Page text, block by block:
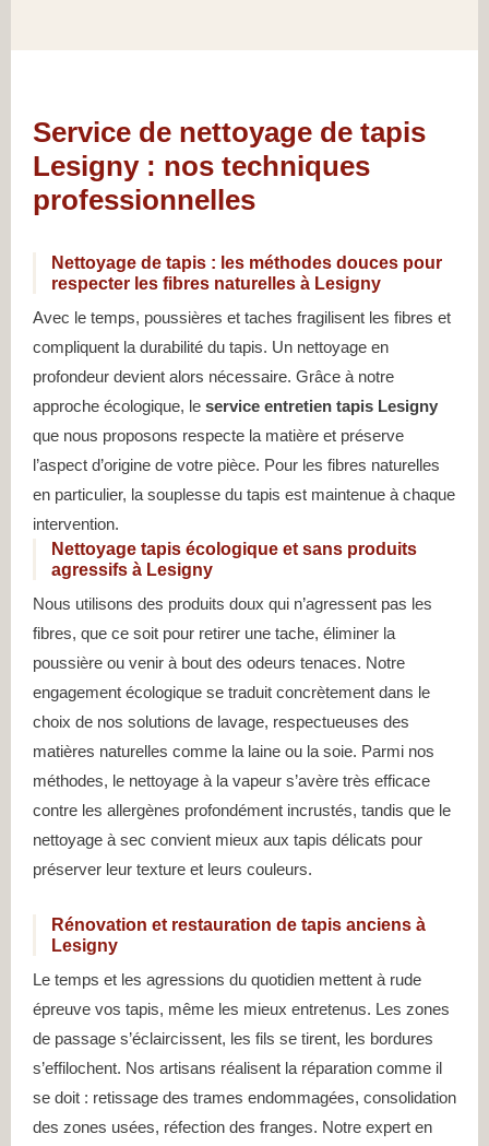
Service de nettoyage de tapis
Lesigny : nos techniques
professionnelles
Nettoyage de tapis : les méthodes douces pour
respecter les fibres naturelles à Lesigny
Avec le temps, poussières et taches fragilisent les fibres et
compliquent la durabilité du tapis. Un nettoyage en
profondeur devient alors nécessaire. Grâce à notre
approche écologique, le service entretien tapis Lesigny
que nous proposons respecte la matière et préserve
l’aspect d’origine de votre pièce. Pour les fibres naturelles
en particulier, la souplesse du tapis est maintenue à chaque
intervention.
Nettoyage tapis écologique et sans produits
agressifs à Lesigny
Nous utilisons des produits doux qui n’agressent pas les
fibres, que ce soit pour retirer une tache, éliminer la
poussière ou venir à bout des odeurs tenaces. Notre
engagement écologique se traduit concrètement dans le
choix de nos solutions de lavage, respectueuses des
matières naturelles comme la laine ou la soie. Parmi nos
méthodes, le nettoyage à la vapeur s’avère très efficace
contre les allergènes profondément incrustés, tandis que le
nettoyage à sec convient mieux aux tapis délicats pour
préserver leur texture et leurs couleurs.
Rénovation et restauration de tapis anciens à
Lesigny
Le temps et les agressions du quotidien mettent à rude
épreuve vos tapis, même les mieux entretenus. Les zones
de passage s’éclaircissent, les fils se tirent, les bordures
s’effilochent. Nos artisans réalisent la réparation comme il
se doit : retissage des trames endommagées, consolidation
des zones usées, réfection des franges. Notre expert en